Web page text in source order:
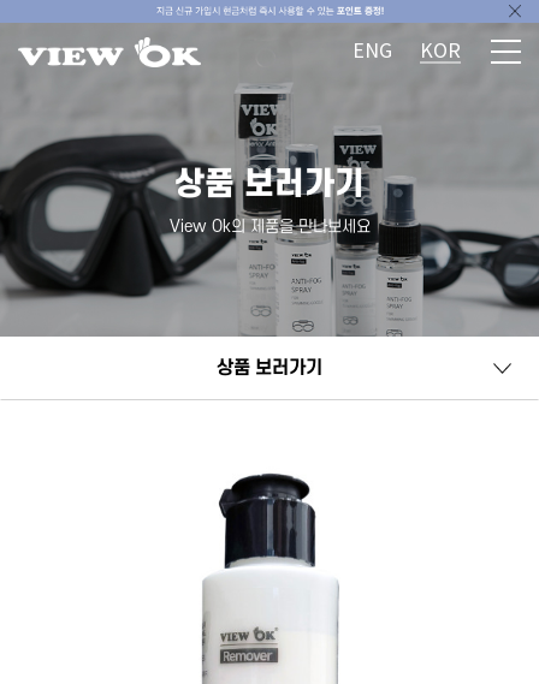
ENG KOR
상품 보러가기
View Ok의 제품을 만나보세요
상품 보러가기